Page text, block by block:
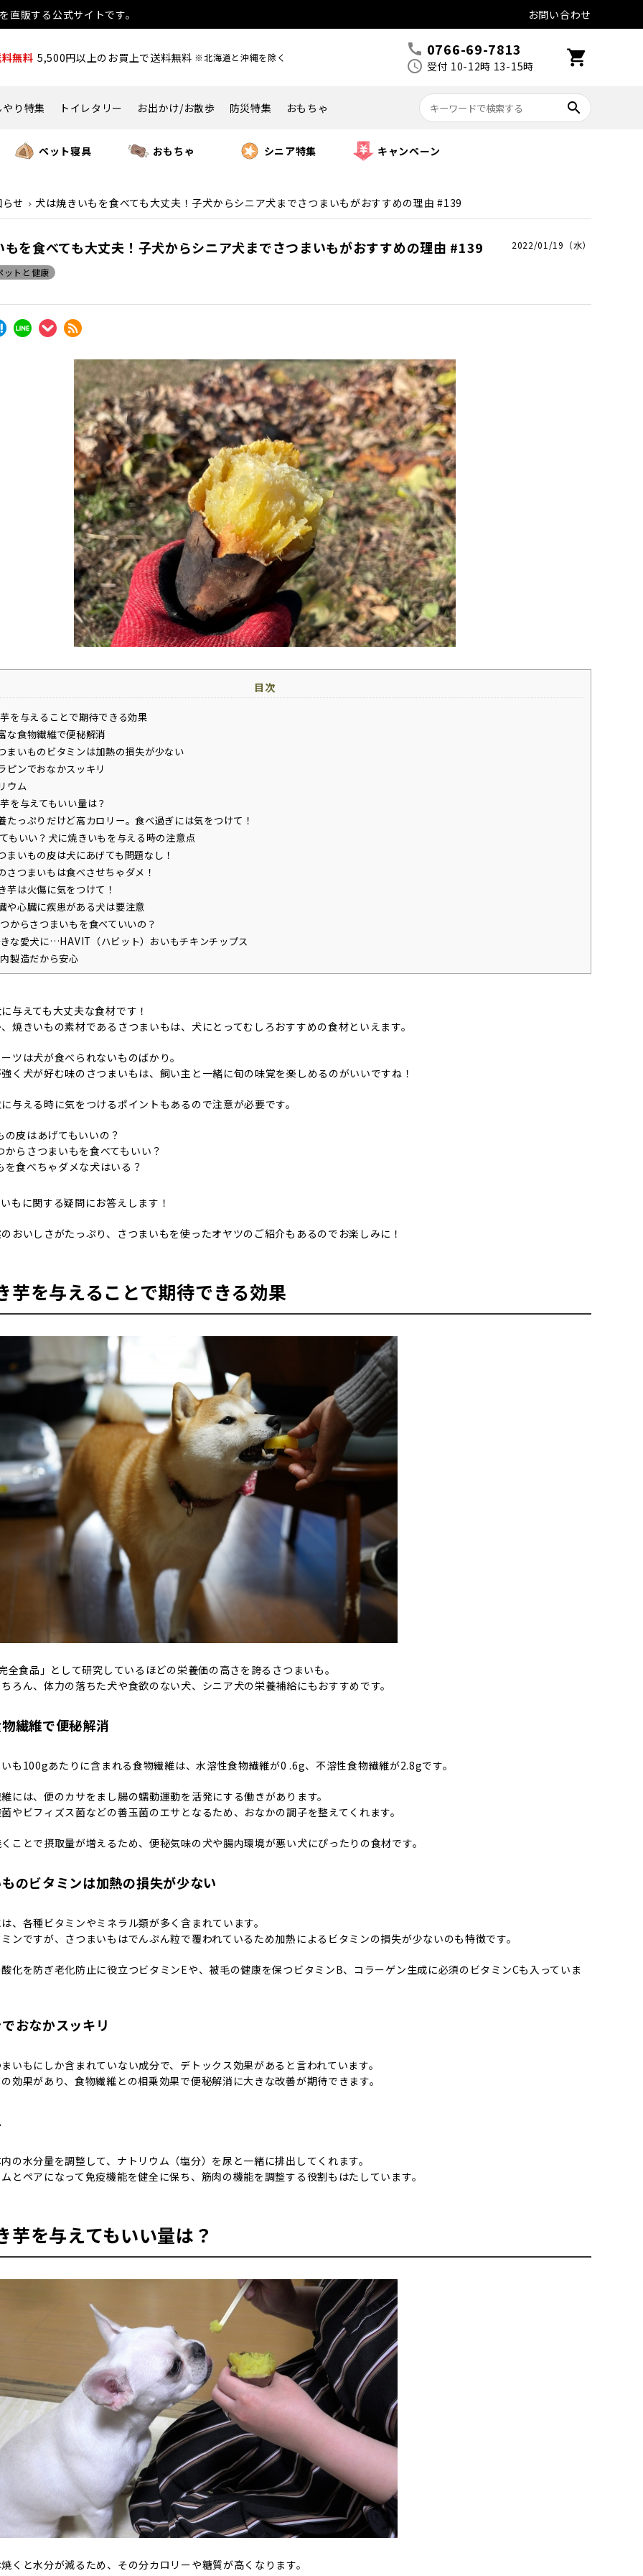
販する公式サイトです。 お問い合わせ
無料 5,500円以上のお買上で送料無料 ※北海道と沖縄を除く call 0766-69-7813
schedule 受付 10-12時 13-15時 shopping_cart
り特集 トイレタリー お出かけ/お散歩 防災特集 おもちゃ search
ペット寝具 おもちゃ シニア特集 キャンペーン
せ 犬は焼きいもを食べても大丈夫！子犬からシニア犬までさつまいもがおすすめの理由 #139
もを食べても大丈夫！子犬からシニア犬までさつまいもがおすすめの理由 #139 2022/01/19（水）
ットと健康
目次
を与えることで期待できる効果
な食物繊維で便秘解消
まいものビタミンは加熱の損失が少ない
ピンでおなかスッキリ
ウム
を与えてもいい量は？
たっぷりだけど高カロリー。食べ過ぎには気をつけて！
もいい？犬に焼きいもを与える時の注意点
まいもの皮は犬にあげても問題なし！
さつまいもは食べさせちゃダメ！
芋は火傷に気をつけて！
や心臓に疾患がある犬は要注意
からさつまいもを食べていいの？
な愛犬に…HAVIT（ハビット）おいもチキンチップス
製造だから安心
与えても大丈夫な食材です！
焼きいもの素材であるさつまいもは、犬にとってむしろおすすめの食材といえます。
ツは犬が食べられないものばかり。
く犬が好む味のさつまいもは、飼い主と一緒に旬の味覚を楽しめるのがいいですね！
与える時に気をつけるポイントもあるので注意が必要です。
の皮はあげてもいいの？
からさつまいもを食べてもいい？
を食べちゃダメな犬はいる？
もに関する疑問にお答えします！
おいしさがたっぷり、さつまいもを使ったオヤツのご紹介もあるのでお楽しみに！
芋を与えることで期待できる効果
全食品」として研究しているほどの栄養価の高さを誇るさつまいも。
ろん、体力の落ちた犬や食欲のない犬、シニア犬の栄養補給にもおすすめです。
繊維で便秘解消
も100gあたりに含まれる食物繊維は、水溶性食物繊維が0 .6g、不溶性食物繊維が2.8gです。
には、便のカサをまし腸の蠕動運動を活発にする働きがあります。
やビフィズス菌などの善玉菌のエサとなるため、おなかの調子を整えてくれます。
ことで摂取量が増えるため、便秘気味の犬や腸内環境が悪い犬にぴったりの食材です。
のビタミンは加熱の損失が少ない
、各種ビタミンやミネラル類が多く含まれています。
ンですが、さつまいもはでんぷん粒で覆われているため加熱によるビタミンの損失が少ないのも特徴です。
化を防ぎ老化防止に役立つビタミンEや、被毛の健康を保つビタミンB、コラーゲン生成に必須のビタミンCも入っていま
おなかスッキリ
いもにしか含まれていない成分で、デトックス効果があると言われています。
効果があり、食物繊維との相乗効果で便秘解消に大きな改善が期待できます。
の水分量を調整して、ナトリウム（塩分）を尿と一緒に排出してくれます。
とペアになって免疫機能を健全に保ち、筋肉の機能を調整する役割もはたしています。
芋を与えてもいい量は？
くと水分が減るため、その分カロリーや糖質が高くなります。